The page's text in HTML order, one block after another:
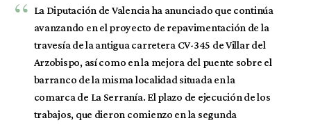
La Diputación de Valencia ha anunciado que continúa
avanzando en el proyecto de repavimentación de la
travesía de la antigua carretera CV-345 de Villar del
Arzobispo, así como en la mejora del puente sobre el
barranco de la misma localidad situada en la
comarca de La Serranía. El plazo de ejecución de los
trabajos, que dieron comienzo en la segunda